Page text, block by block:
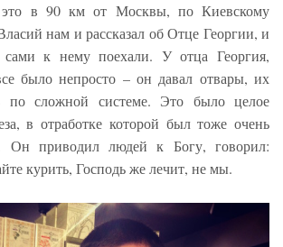
это в 90 км от Москвы, по Киевскому
нам и рассказал об Отце Георгии, и
к нему поехали. У отца Георгия,
было непросто – он давал отвары, их
по сложной системе. Это было целое
в отработке которой был тоже очень
Он приводил людей к Богу, говорил:
курить, Господь же лечит, не мы.